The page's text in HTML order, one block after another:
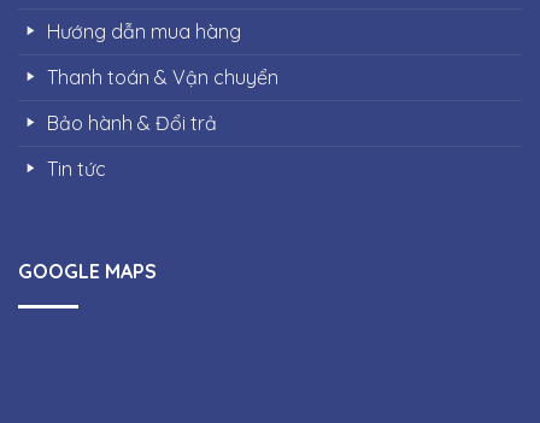
Hướng dẫn mua hàng
Thanh toán & Vận chuyển
Bảo hành & Đổi trả
Tin tức
GOOGLE MAPS